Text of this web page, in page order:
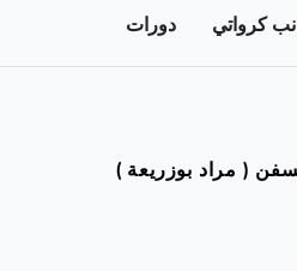
كرواتي دورات
( مراد بوزريعة )